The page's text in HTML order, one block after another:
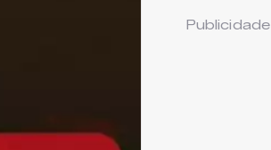
Publicidade